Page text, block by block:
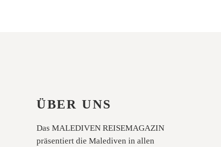
ÜBER UNS
Das MALEDIVEN REISEMAGAZIN
präsentiert die Malediven in allen